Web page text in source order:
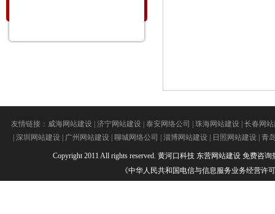
友情链接： 威海网站建设| 济宁网站建设| 泰安网络公司 珠海网站建设| 长春网
深圳网站建设| 广州网站建设| 聊城网络公司 淄博网站建设| 日照网站建设| 青
Copyright 2011 All rights reserved. 黄河口科技 东营网站建设 免费咨询
《中华人民共和国电信与信息服务业务经营许